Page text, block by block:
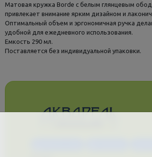
Матовая кружка Borde с белым глянцевым
привлекает внимание ярким дизайном и
Оптимальный объем и эргономичная ручка
удобной для ежедневного использования.
Емкость 290 мл.
Поставляется без индивидуальной упаковки.